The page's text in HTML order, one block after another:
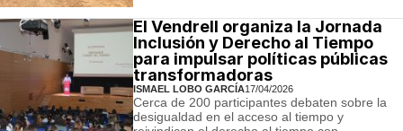
El Vendrell organiza la Jornada
Inclusión y Derecho al Tiempo
para impulsar políticas públicas
transformadoras
ISMAEL LOBO GARCÍA17/04/2026
Cerca de 200 participantes debaten sobre la
desigualdad en el acceso al tiempo y